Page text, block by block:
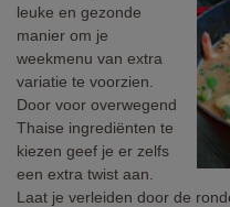
leuke en gezonde
manier om je
weekmenu van extra
variatie te voorzien.
Door voor overwegend
Thaise ingrediënten te
kiezen geef je er zelfs
een extra twist aan.
Laat je verleiden door de